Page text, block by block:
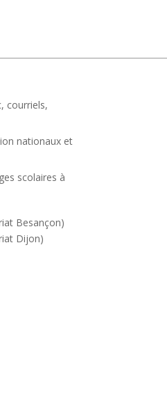
courriels,
nationaux et
scolaires à
Besançon)
Dijon)